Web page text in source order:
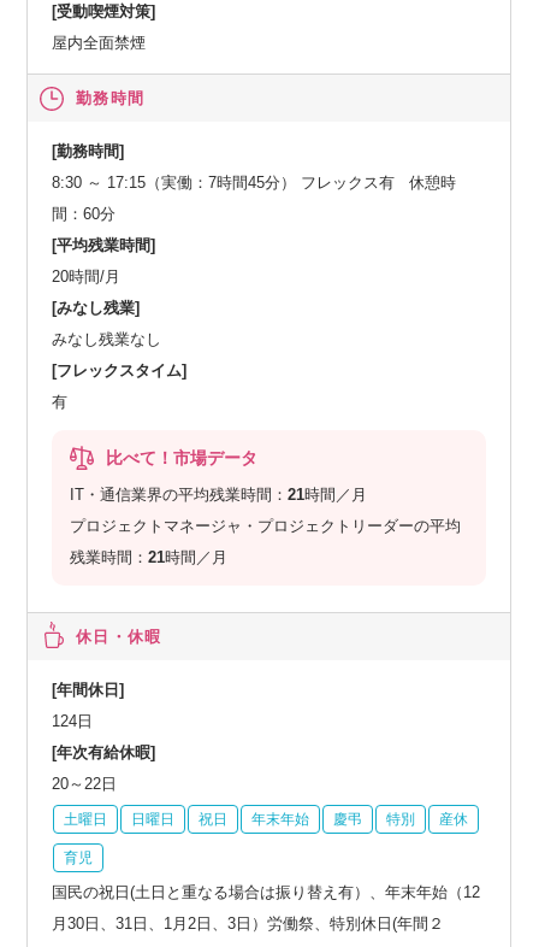
[受動喫煙対策]
屋内全面禁煙
勤務時間
[勤務時間]
8:30 ～ 17:15（実働：7時間45分） フレックス有 休憩時
間：60分
[平均残業時間]
20時間/月
[みなし残業]
みなし残業なし
[フレックスタイム]
有
比べて！市場データ
IT・通信業界の平均残業時間：21時間／月
プロジェクトマネージャ・プロジェクトリーダーの平均
残業時間：21時間／月
休日・休暇
[年間休日]
124日
[年次有給休暇]
20～22日
土曜日 日曜日 祝日 年末年始 慶弔 特別 産休
育児
国民の祝日(土日と重なる場合は振り替え有）、年末年始（12
月30日、31日、1月2日、3日）労働祭、特別休日(年間２